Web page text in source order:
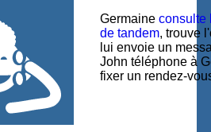
Germaineconsulte
de tandem, trouve
lui envoie un
John téléphone à
fixer un rendez-